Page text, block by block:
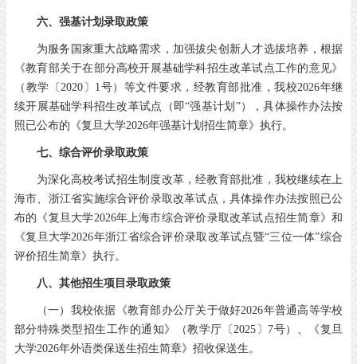
六、强基计划录取政策
为服务国家重大战略需求，加强拔尖创新人才选拔培养，根据
《教育部关于在部分高校开展基础学科招生改革试点工作的意见》
（教学〔2020〕1号）等文件要求，经教育部批准，我校2026年继
续开展基础学科招生改革试点（即“强基计划”），具体操作办法按
照已公布的《复旦大学2026年强基计划招生简章》执行。
七、综合评价录取政策
为深化高校考试招生制度改革，经教育部批准，我校继续在上
海市、浙江省实施综合评价录取改革试点，具体操作办法按照已公
布的《复旦大学2026年上海市综合评价录取改革试点招生简章》和
《复旦大学2026年浙江省综合评价录取改革试点暨“三位一体”综合
评价招生简章》执行。
八、其他招生项目录取政策
（一）我校依据《教育部办公厅关于做好2026年普通高等学校
部分特殊类型招生工作的通知》（教学厅〔2025〕7号）、《复旦
大学2026年外语类保送生招生简章》招收保送生。